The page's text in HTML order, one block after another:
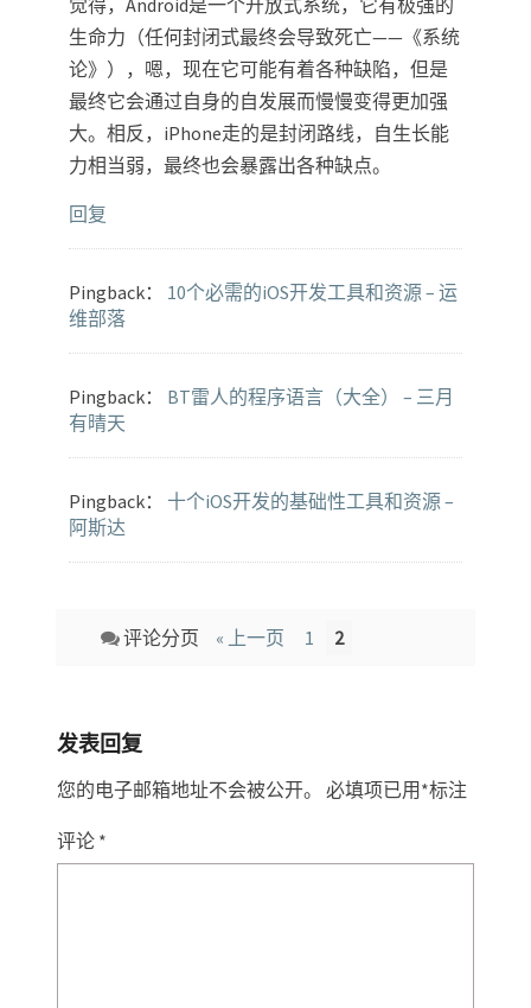
生命力（任何封闭式最终会导致死亡——《系统
论》），嗯，现在它可能有着各种缺陷，但是
最终它会通过自身的自发展而慢慢变得更加强
大。相反，iPhone走的是封闭路线，自生长能
力相当弱，最终也会暴露出各种缺点。
回复
Pingback： 10个必需的iOS开发工具和资源 – 运
维部落
Pingback： BT雷人的程序语言（大全） – 三月
有晴天
Pingback： 十个iOS开发的基础性工具和资源 –
阿斯达
Comment
navigation
评论分页 « 上一页 1 2
发表回复
您的电子邮箱地址不会被公开。 必填项已用*标注
评论 *